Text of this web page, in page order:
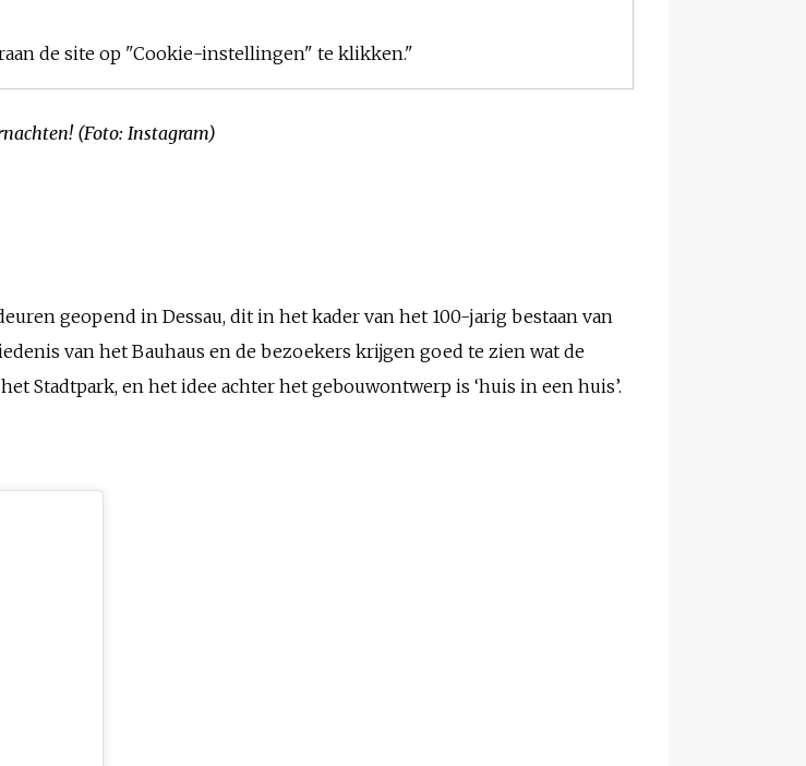
de site op "Cookie-instellingen" te klikken."
(Foto: Instagram)
geopend in Dessau, dit in het kader van het 100-jarig bestaan van
van het Bauhaus en de bezoekers krijgen goed te zien wat de
Stadtpark, en het idee achter het gebouwontwerp is ‘huis in een huis’.